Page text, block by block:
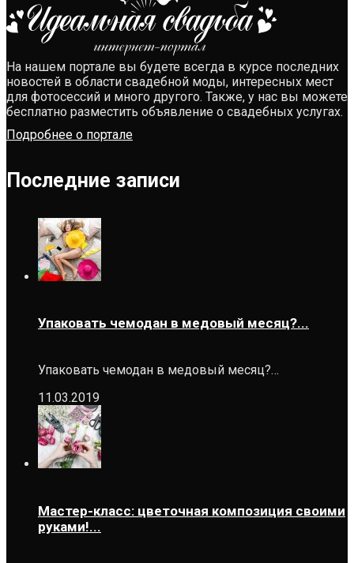
На нашем портале вы будете всегда в курсе последних
новостей в области свадебной моды, интересных мест
для фотосессий и много другого. Также, у нас вы можете
бесплатно разместить объявление о свадебных услугах.
Подробнее о портале
Последние записи
Упаковать чемодан в медовый месяц?...
Упаковать чемодан в медовый месяц?…
11.03.2019
Мастер-класс: цветочная композиция своими
руками!...